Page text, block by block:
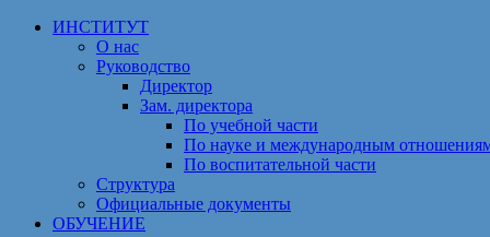
Перейти
содержимому
ИНСТИТУТ
О нас
Руководство
Директор
Зам. директора
По учебной части
По науке и международным
По воспитательной части
Структура
Официальные документы
ОБУЧЕНИЕ